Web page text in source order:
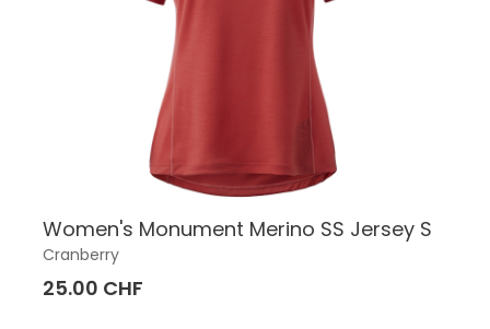
Women's Monument Merino SS Jersey S
Cranberry
25.00 CHF